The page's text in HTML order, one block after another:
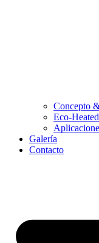
Concepto
Eco-
Galería
Contacto